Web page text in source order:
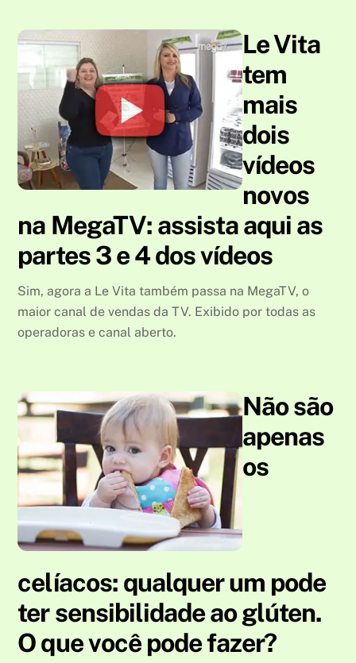
Le Vita
tem
mais
dois
vídeos
novos
na MegaTV: assista aqui as
partes 3 e 4 dos vídeos
Sim, agora a Le Vita também passa na MegaTV, o
maior canal de vendas da TV. Exibido por todas as
operadoras e canal aberto.
Não são
apenas
os
celíacos: qualquer um pode
ter sensibilidade ao glúten.
O que você pode fazer?